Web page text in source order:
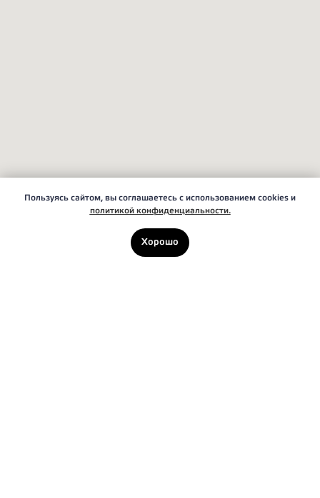
Пользуясь сайтом, вы соглашаетесь с использованием cookies и
политикой конфиденциальности.
Хорошо